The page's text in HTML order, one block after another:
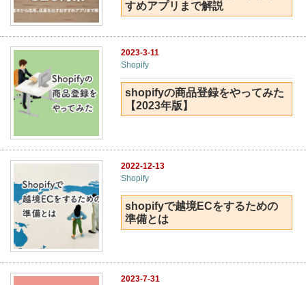
すめアプリまで解説
2023-3-11
Shopify
shopifyの商品登録をやってみた
【2023年版】
2022-12-13
Shopify
shopifyで越境ECをするための
準備とは
2023-7-31